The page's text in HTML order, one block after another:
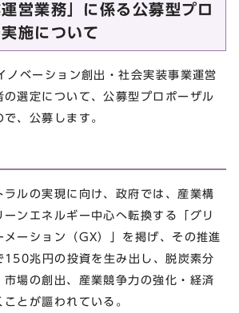
営業務」に係る公募型プロ
施について
ベーション創出・社会実装事業運営
の選定について、公募型プロポーザル
、公募します。
ルの実現に向け、政府では、産業構
ンエネルギー中心へ転換する「グリ
メーション（GX）」を掲げ、その推進
150兆円の投資を生み出し、脱炭素分
市場の創出、産業競争力の強化・経済
とが謳われている。